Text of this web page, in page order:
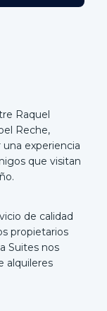
Raquel
Reche,
experiencia
que visitan
de calidad
propietarios
Suites nos
alquileres